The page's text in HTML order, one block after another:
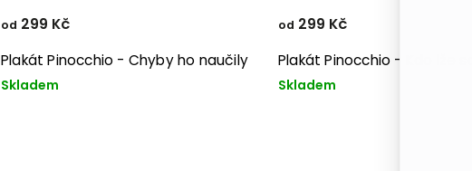
Plakát Pinocchio - Chyby ho naučily
Skladem
od 299 Kč
Plakát Pinocchio - Kdo lže
Skladem
od 299 Kč